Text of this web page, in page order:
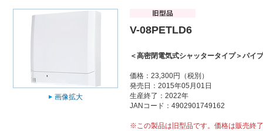
画像拡大
V-08PETLD6
＜高密閉電気式シャッタータイプ＞パイ
価格：23,300円（税別）
発売日：2015年05月01日
生産終了：2022年
JANコード：4902901749162
※この製品は旧型品です。価格は販売終